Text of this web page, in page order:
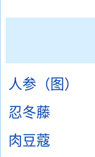
人参（图）
忍冬藤
肉豆蔻